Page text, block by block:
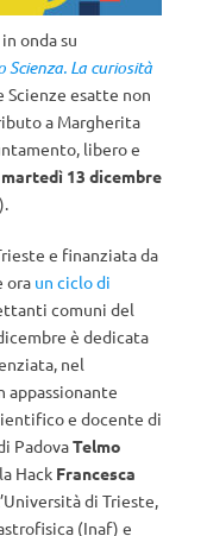
onda su
Scienza. La curiosità
Scienze esatte non
a Margherita
libero e
13 dicembre
e finanziata da
ora un ciclo di
comuni del
è dedicata
nel
appassionante
e docente di
PadovaTelmo
Hack Francesca
di Trieste,
(Inaf) e